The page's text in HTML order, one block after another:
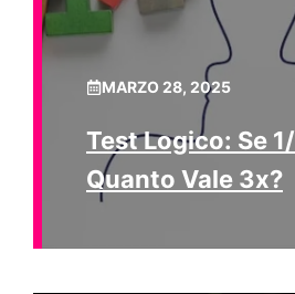
MARZO 28, 2025
Test Logico: Se
Quanto Vale 3x?